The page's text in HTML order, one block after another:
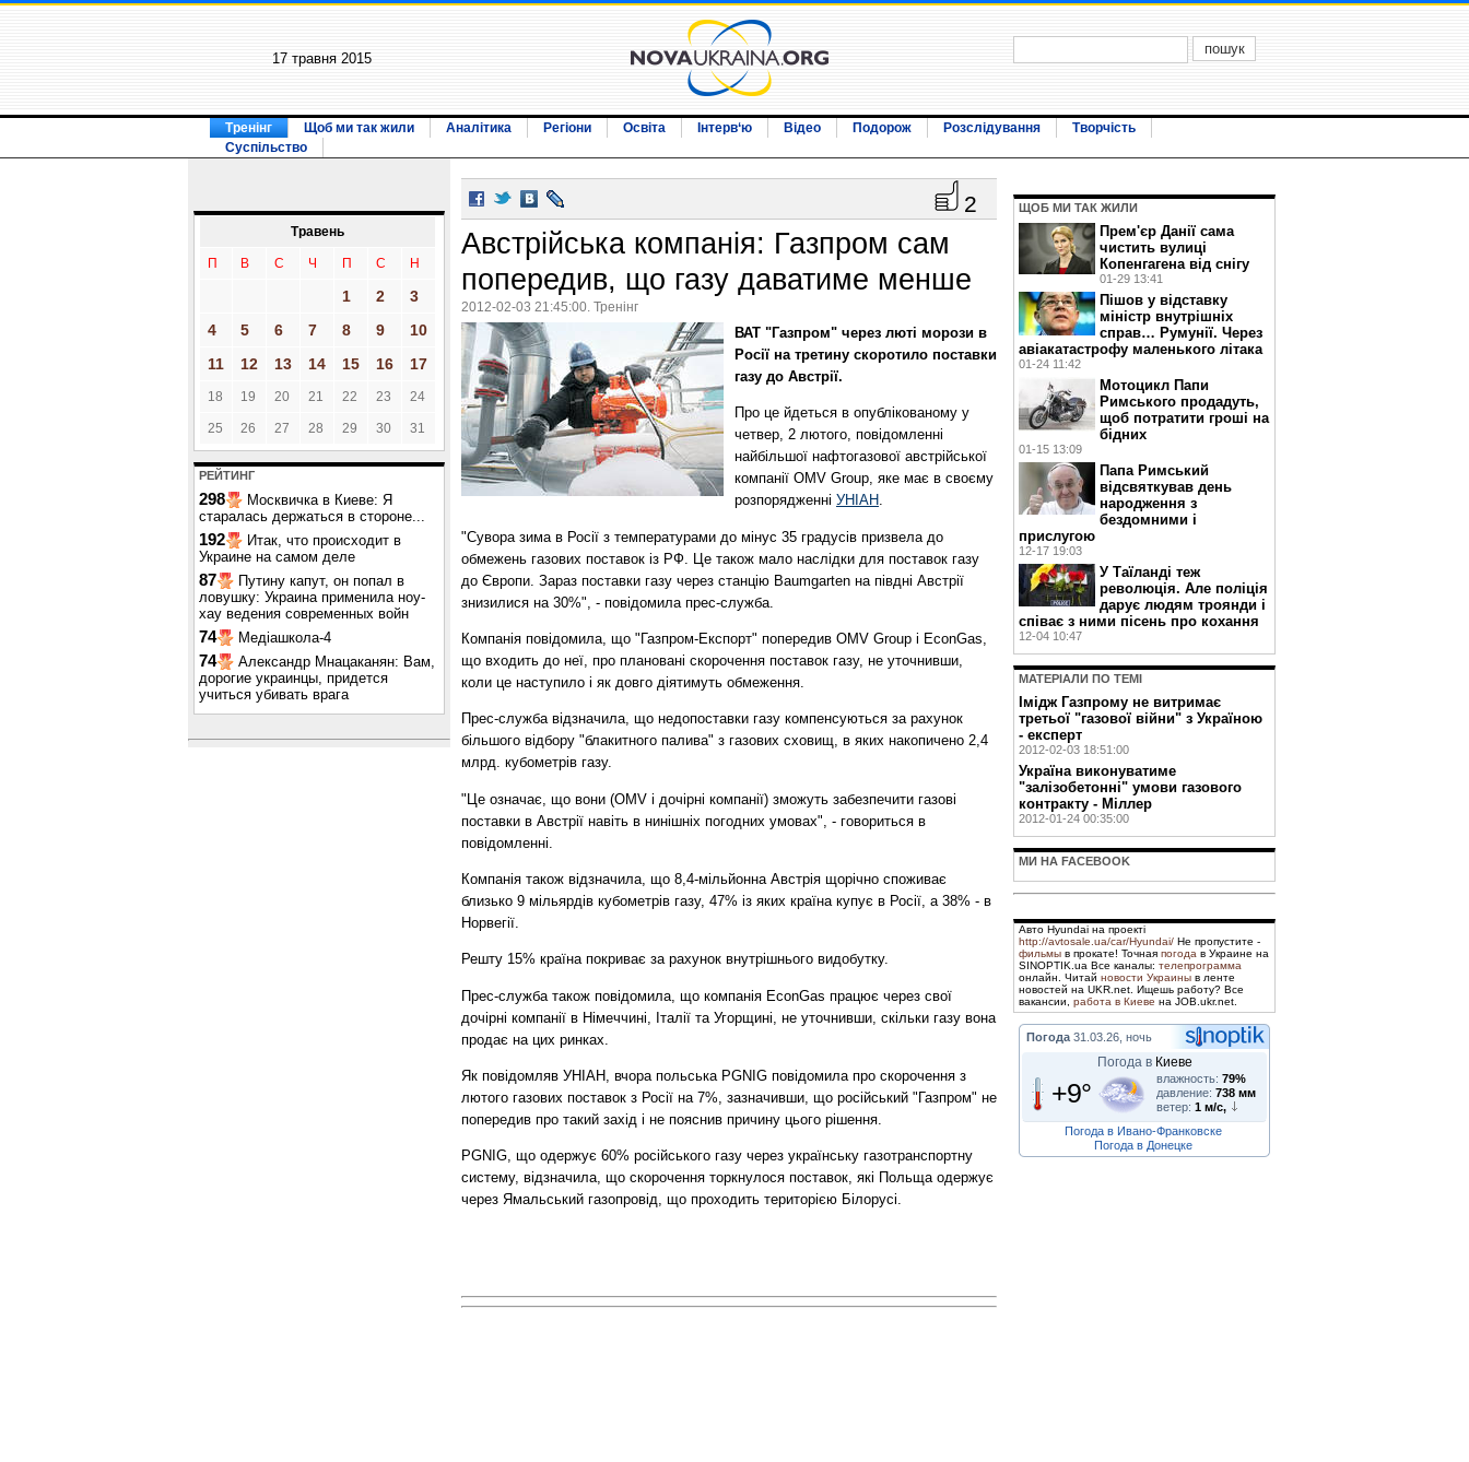
17 травня 2015
Тренінг Щоб ми так жили Аналітика Регіони Освіта Інтерв‘ю Відео Подорож Розслідування
Творчість
Суспільство
Травень
П В С Ч П С Н
1 2
3
4
5 6 7 8 9
10
11
12 13 14 15 16 17
18 19 20 21 22 23 24
25 26 27 28 29 30 31
РЕЙТИНГ
298
Москвичка в Киеве: Я
старалась держаться в стороне...
192
Итак, что происходит в
Украине на самом деле
87
Путину капут, он попал в
ловушку: Украина применила ноу-
хау ведения современных войн
74 Медіашкола-4
74
Александр Мнацаканян: Вам,
дорогие украинцы, придется
учиться убивать врага
2
Австрійська компанія: Газпром сам
попередив, що газу даватиме менше
2012-02-03 21:45:00. Тренінг
ВАТ "Газпром" через люті морози в
Росії на третину скоротило поставки
газу до Австрії.
Про це йдеться в опублікованому у
четвер, 2 лютого, повідомленні
найбільшої нафтогазової австрійської
компанії OMV Group, яке має в своєму
розпорядженні УНІАН.
"Сувора зима в Росії з температурами до мінус 35 градусів призвела до
обмежень газових поставок із РФ. Це також мало наслідки для поставок газу
до Європи. Зараз поставки газу через станцію Baumgarten на півдні Австрії
знизилися на 30%", - повідомила прес-служба.
Компанія повідомила, що "Газпром-Експорт" попередив OMV Group і EconGas,
що входить до неї, про плановані скорочення поставок газу, не уточнивши,
коли це наступило і як довго діятимуть обмеження.
Прес-служба відзначила, що недопоставки газу компенсуються за рахунок
більшого відбору "блакитного палива" з газових сховищ, в яких накопичено 2,4
млрд. кубометрів газу.
"Це означає, що вони (OMV і дочірні компанії) зможуть забезпечити газові
поставки в Австрії навіть в нинішніх погодних умовах", - говориться в
повідомленні.
Компанія також відзначила, що 8,4-мільйонна Австрія щорічно споживає
близько 9 мільярдів кубометрів газу, 47% із яких країна купує в Росії, а 38% - в
Норвегії.
Решту 15% країна покриває за рахунок внутрішнього видобутку.
Прес-служба також повідомила, що компанія EconGas працює через свої
дочірні компанії в Німеччині, Італії та Угорщині, не уточнивши, скільки газу вона
продає на цих ринках.
Як повідомляв УНІАН, вчора польська PGNIG повідомила про скорочення з
лютого газових поставок з Росії на 7%, зазначивши, що російський "Газпром" не
попередив про такий захід і не пояснив причину цього рішення.
PGNIG, що одержує 60% російського газу через українську газотранспортну
систему, відзначила, що скорочення торкнулося поставок, які Польща одержує
через Ямальський газопровід, що проходить територією Білорусі.
ЩОБ МИ ТАК ЖИЛИ
Прем'єр Данії сама
чистить вулиці
Копенгагена від снігу
01-29 13:41
Пішов у відставку
міністр внутрішніх
справ… Румунії. Через
авіакатастрофу маленького літака
01-24 11:42
Мотоцикл Папи
Римського продадуть,
щоб потратити гроші на
бідних
01-15 13:09
Папа Римський
відсвяткував день
народження з
бездомними і
прислугою
12-17 19:03
У Таїланді теж
революція. Але поліція
дарує людям троянди і
співає з ними пісень про кохання
12-04 10:47
МАТЕРIАЛИ ПО ТЕМI
Імідж Газпрому не витримає
третьої "газової війни" з Україною
- експерт
2012-02-03 18:51:00
Україна виконуватиме
"залізобетонні" умови газового
контракту - Міллер
2012-01-24 00:35:00
МИ НА FACEBOOK
Авто Hyundai на проекті
http://avtosale.ua/car/Hyundai/ Не пропустите -
фильмы в прокате! Точная погода в Украине на
SINOPTIK.ua Все каналы: телепрограмма
онлайн. Читай новости Украины в ленте
новостей на UKR.net. Ищешь работу? Все
вакансии, работа в Киеве на JOB.ukr.net.
Погода 31.03.26, ночь
Погода в Киеве
+9° влажность: 79%
давление: 738 мм
ветер: 1 м/с,
Погода в Ивано-Франковске
Погода в Донецке